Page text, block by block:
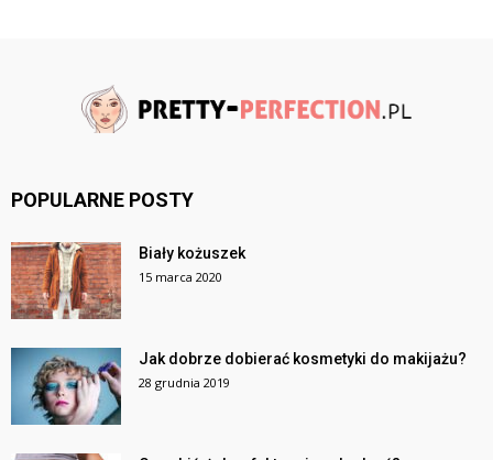
POPULARNE POSTY
Biały kożuszek
15 marca 2020
Jak dobrze dobierać kosmetyki do makijażu?
28 grudnia 2019